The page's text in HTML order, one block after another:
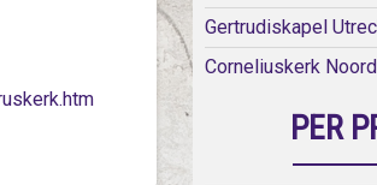
Gertrudiskapel
Corneliuskerk
PER